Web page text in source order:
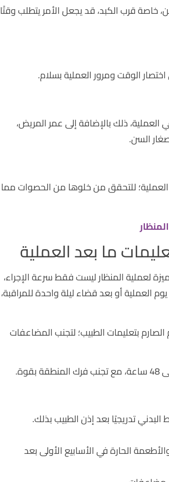
خاصة قرب الكبد، قد يجعل الأمر يتطلب وقتًا
الوقت ومرور العملية بسلام.
ذلك بالإضافة إلى عمر المريض،
السن.
العملية؛ للتحقق من خلوها من الحصوات مما
ما بعد العملية
لعملية المنظار ليست فقط سرعة الإجراء،
أو بعد قضاء ليلة واحدة للمراقبة،
بتعليمات الطبيب؛ لتجنب المضاعفات
تدريجيًا بعد إذن الطبيب بذلك.
الحارة في الأسابيع الأولى بعد